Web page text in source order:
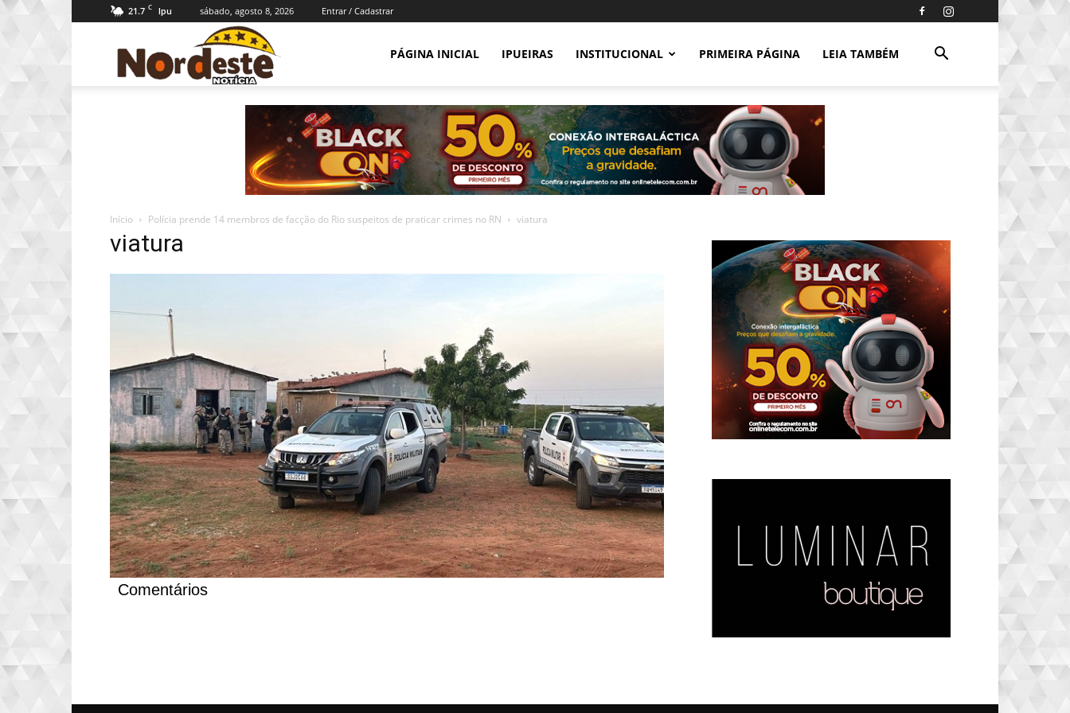
21.7 C Ipu sábado, agosto 8, 2026 Entrar / Cadastrar
Notícia
PÁGINA INICIAL IPUEIRAS INSTITUCIONAL PRIMEIRA PÁGINA LEIA TAMBÉM
Início Polícia prende 14 membros de facção do Rio suspeitos de praticar crimes no RN viatura
viatura
Comentários